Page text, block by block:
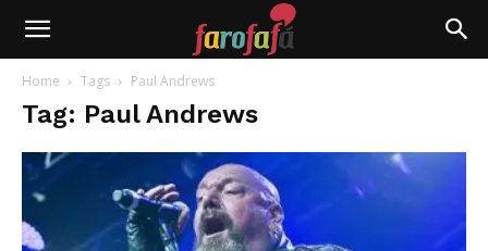
Farofafá
Home Tags Paul Andrews
Tag: Paul Andrews